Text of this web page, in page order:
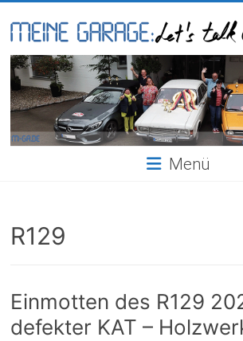
to
content
Meine
Garage
Menü
R129
Einmotten des R129
defekter KAT –